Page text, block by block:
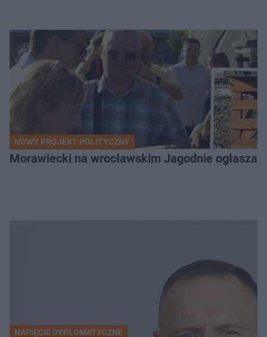
NOWY PROJEKT POLITYCZNY
Morawiecki na wrocławskim Jagodnie ogłasza
NAPIĘCIE DYPLOMATYCZNE